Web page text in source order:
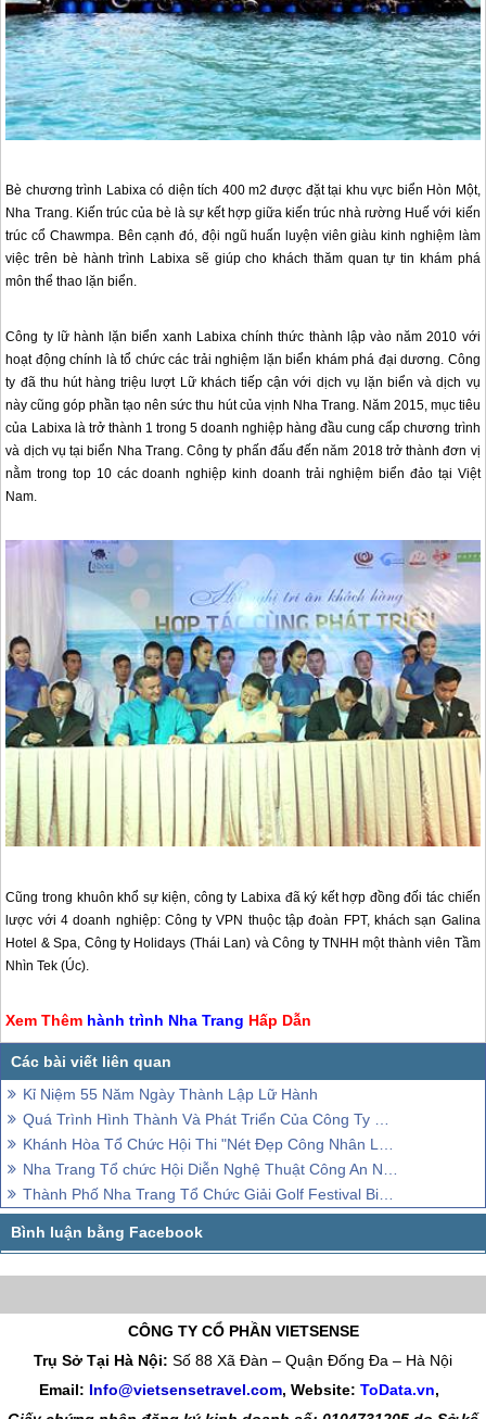
Bè chương trình Labixa có diện tích 400 m2 được đặt tại khu vực biển Hòn Một,
Nha Trang. Kiến trúc của bè là sự kết hợp giữa kiến trúc nhà rường Huế với kiến
trúc cổ Chawmpa. Bên cạnh đó, đội ngũ huấn luyện viên giàu kinh nghiệm làm
việc trên bè hành trình Labixa sẽ giúp cho khách thăm quan tự tin khám phá
môn thể thao lặn biển.
Công ty lữ hành lặn biển xanh Labixa chính thức thành lập vào năm 2010 với
hoạt động chính là tổ chức các trải nghiệm lặn biển khám phá đại dương. Công
ty đã thu hút hàng triệu lượt Lữ khách tiếp cận với dịch vụ lặn biển và dịch vụ
này cũng góp phần tạo nên sức thu hút của vịnh Nha Trang. Năm 2015, mục tiêu
của Labixa là trở thành 1 trong 5 doanh nghiệp hàng đầu cung cấp chương trình
và dịch vụ tại biển Nha Trang. Công ty phấn đấu đến năm 2018 trở thành đơn vị
nằm trong top 10 các doanh nghiệp kinh doanh trải nghiệm biển đảo tại Việt
Nam.
Cũng trong khuôn khổ sự kiện, công ty Labixa đã ký kết hợp đồng đối tác chiến
lược với 4 doanh nghiệp: Công ty VPN thuộc tập đoàn FPT, khách sạn Galina
Hotel & Spa, Công ty Holidays (Thái Lan) và Công ty TNHH một thành viên Tầm
Nhìn Tek (Úc).
Xem Thêm hành trình Nha Trang Hấp Dẫn
Kỉ Niệm 55 Năm Ngày Thành Lập Lữ Hành
Quá Trình Hình Thành Và Phát Triển Của Công Ty VietSense
Khánh Hòa Tổ Chức Hội Thi "Nét Đẹp Công Nhân Lao Động 2015"
Nha Trang Tổ chức Hội Diễn Nghệ Thuật Công An Nhân Dân
Thành Phố Nha Trang Tổ Chức Giải Golf Festival Biển 2015
CÔNG TY CỔ PHẦN VIETSENSE
Trụ Sở Tại Hà Nội: Số 88 Xã Đàn – Quận Đống Đa – Hà Nội
Email: Info@vietsensetravel.com, Website: ToData.vn,